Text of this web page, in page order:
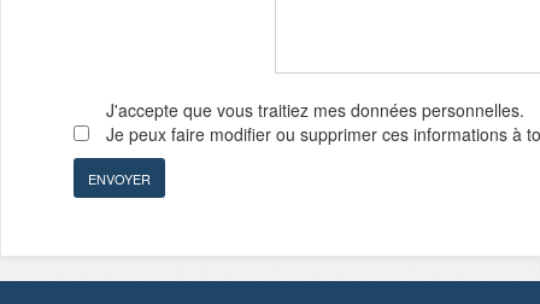
J'accepte que vous traitiez mes données personnelles.
Je peux faire modifier ou supprimer ces informations à